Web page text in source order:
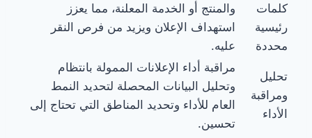
كلمات
رئيسية
محددة
والمنتج أو الخدمة المعلنة، مما يعزز
استهداف الإعلان ويزيد من فرص النقر
عليه.
تحليل
ومراقبة
الأداء
مراقبة أداء الإعلانات الممولة بانتظام
وتحليل البيانات المحصلة لتحديد النمط
العام للأداء وتحديد المناطق التي تحتاج إلى
تحسين.